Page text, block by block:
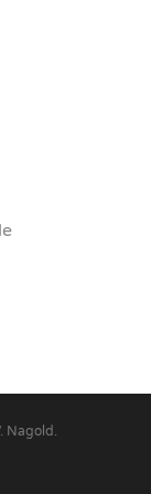
Nagold.